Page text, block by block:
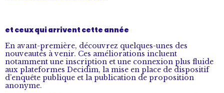
et ceux qui arrivent cette année
En avant-première, découvrez quelques-unes des
nouveautés à venir. Ces améliorations incluent
notamment une inscription et une connexion plus fluide
aux plateformes Decidim, la mise en place de dispositif
d’enquête publique et la publication de proposition
anonyme.